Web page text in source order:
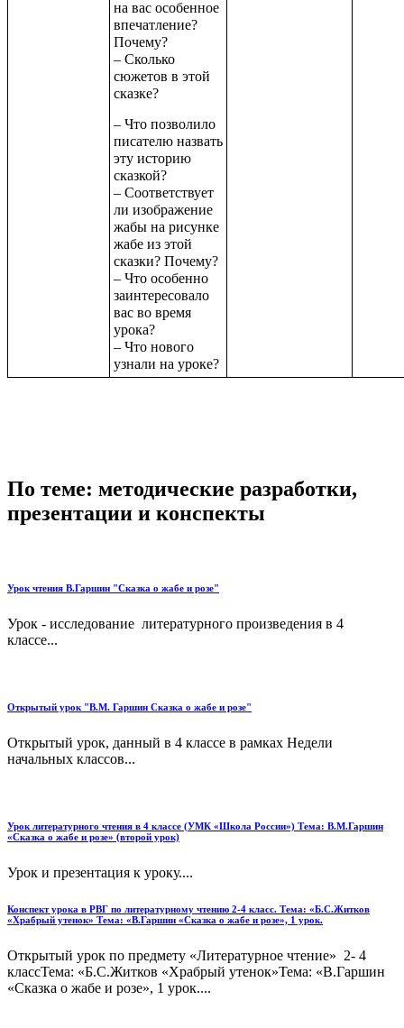
на вас особенное
впечатление?
Почему?
– Сколько
сюжетов в этой
сказке?
– Что позволило
писателю назвать
эту историю
сказкой?
– Соответствует
ли изображение
жабы на рисунке
жабе из этой
сказки? Почему?
– Что особенно
заинтересовало
вас во время
урока?
– Что нового
узнали на уроке?
По теме: методические разработки,
презентации и конспекты
Урок чтения В.Гаршин "Сказка о жабе и розе"
Урок - исследование литературного произведения в 4
классе...
Открытый урок "В.М. Гаршин Сказка о жабе и розе"
Открытый урок, данный в 4 классе в рамках Недели
начальных классов...
Урок литературного чтения в 4 классе (УМК «Школа России») Тема: В.М.Гаршин
«Сказка о жабе и розе» (второй урок)
Урок и презентация к уроку....
Конспект урока в РВГ по литературному чтению 2-4 класс. Тема: «Б.С.Житков
«Храбрый утенок» Тема: «В.Гаршин «Сказка о жабе и розе», 1 урок.
Открытый урок по предмету «Литературное чтение» 2- 4
классТема: «Б.С.Житков «Храбрый утенок»Тема: «В.Гаршин
«Сказка о жабе и розе», 1 урок....